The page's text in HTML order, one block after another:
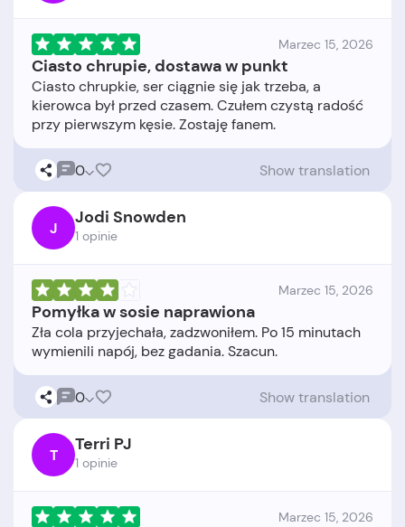
Marzec 15, 2026
Ciasto chrupie, dostawa w punkt
Ciasto chrupkie, ser ciągnie się jak trzeba, a
kierowca był przed czasem. Czułem czystą radość
0 Show translation
J Jodi Snowden
1 opinie
Marzec 15, 2026
Pomyłka w sosie naprawiona
Zła cola przyjechała, zadzwoniłem. Po 15 minutach
0 Show translation
T Terri PJ
1 opinie
Marzec 15, 2026